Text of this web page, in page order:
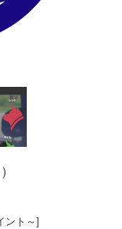
ント～]